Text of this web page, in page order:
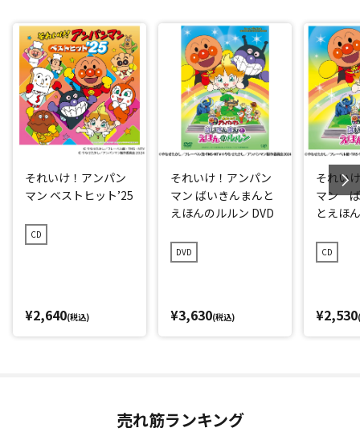
それいけ！アンパン
マン ベストヒット’25
CD
¥2,640(税込)
それいけ！アンパン
マン ばいきんまんと
えほんのルルン DVD
DVD
¥3,630(税込)
それい
マン ば
とえほ
CD
¥2,530
売れ筋ランキング